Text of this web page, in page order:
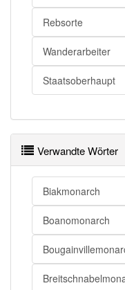
Rebsorte
Wanderarbeiter
Staatsoberhaupt
Verwandte Wörter
Biakmonarch
Boanomonarch